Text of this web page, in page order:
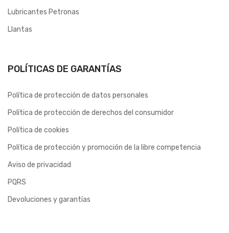
Lubricantes Petronas
Llantas
POLÍTICAS DE GARANTÍAS
Política de protección de datos personales
Política de protección de derechos del consumidor
Política de cookies
Política de protección y promoción de la libre competencia
Aviso de privacidad
PQRS
Devoluciones y garantías